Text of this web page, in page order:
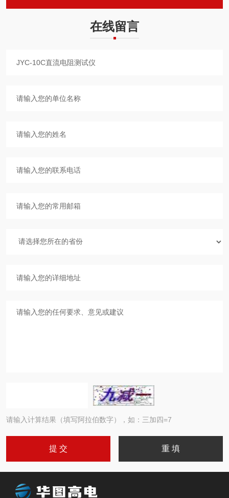
在线留言
请输入计算结果（填写阿拉伯数字），如：三加四=7